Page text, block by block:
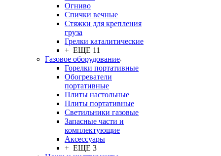
Огниво
Спички вечные
Стяжки для крепления
груза
Грелки каталитические
+ ЕЩЕ 11
Газовое оборудование
Горелки портативные
Обогреватели
портативные
Плиты настольные
Плиты портативные
Светильники газовые
Запасные части и
комплектующие
Аксессуары
+ ЕЩЕ 3